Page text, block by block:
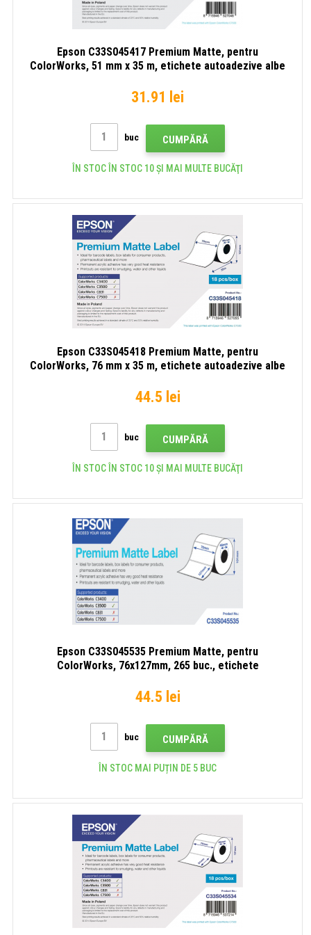
Epson C33S045417 Premium Matte, pentru
ColorWorks, 51 mm x 35 m, etichete autoadezive albe
31.91 lei
buc CUMPĂRĂ
ÎN STOC ÎN STOC 10 ȘI MAI MULTE BUCĂŢI
Epson C33S045418 Premium Matte, pentru
ColorWorks, 76 mm x 35 m, etichete autoadezive albe
44.5 lei
buc CUMPĂRĂ
ÎN STOC ÎN STOC 10 ȘI MAI MULTE BUCĂŢI
Epson C33S045535 Premium Matte, pentru
ColorWorks, 76x127mm, 265 buc., etichete
44.5 lei
buc CUMPĂRĂ
ÎN STOC MAI PUȚIN DE 5 BUC